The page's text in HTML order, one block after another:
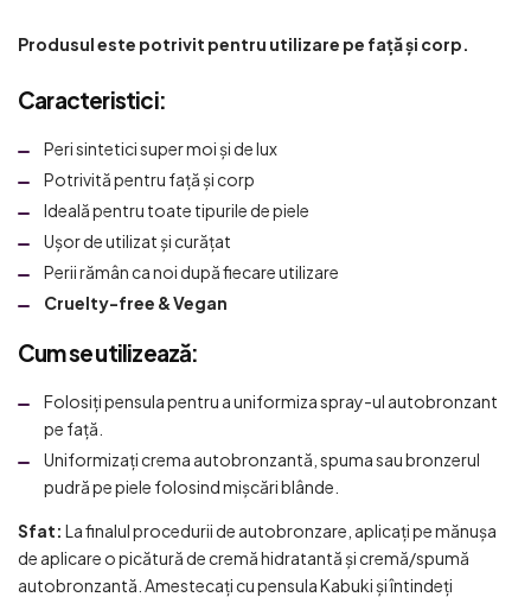
Produsul este potrivit pentru utilizare pe față și corp.
Caracteristici:
Peri sintetici super moi și de lux
Potrivită pentru față și corp
Ideală pentru toate tipurile de piele
Ușor de utilizat și curățat
Perii rămân ca noi după fiecare utilizare
Cruelty-free & Vegan
Cum se utilizează:
Folosiți pensula pentru a uniformiza spray-ul autobronzant
pe față.
Uniformizați crema autobronzantă, spuma sau bronzerul
pudră pe piele folosind mișcări blânde.
Sfat: La finalul procedurii de autobronzare, aplicați pe mănușa
de aplicare o picătură de cremă hidratantă și cremă/spumă
autobronzantă. Amestecați cu pensula Kabuki și întindeți